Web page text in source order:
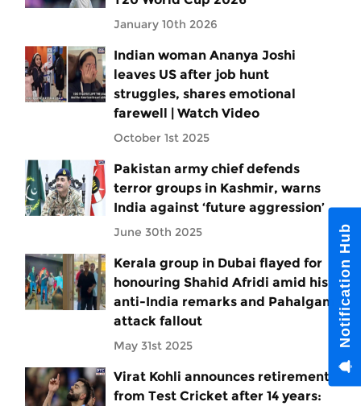
January 10th 2026
Indian woman Ananya Joshi
leaves US after job hunt
struggles, shares emotional
farewell | Watch Video
October 1st 2025
Pakistan army chief defends
terror groups in Kashmir, warns
India against ‘future aggression’
June 30th 2025
Kerala group in Dubai flayed for
honouring Shahid Afridi amid his
anti-India remarks and Pahalgam
attack fallout
May 31st 2025
Virat Kohli announces retirement
from Test Cricket after 14 years:
Notification Hub